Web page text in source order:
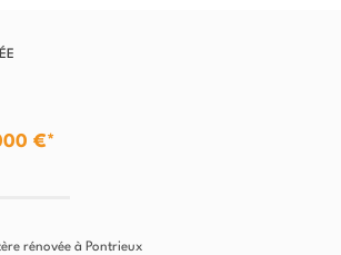
€*
rénovée à Pontrieux